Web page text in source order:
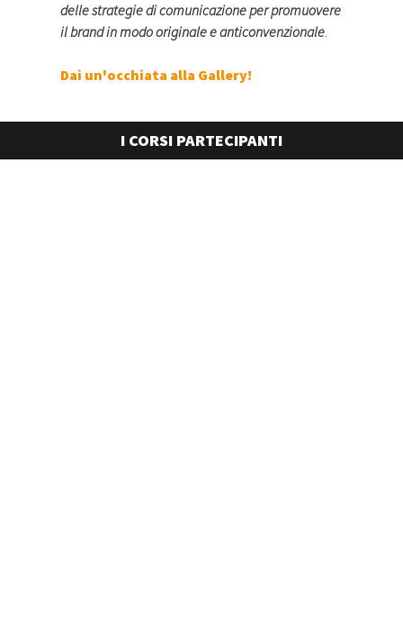
delle strategie di comunicazione per promuovere
il brand in modo originale e anticonvenzionale.
Dai un'occhiata alla Gallery!
I CORSI PARTECIPANTI